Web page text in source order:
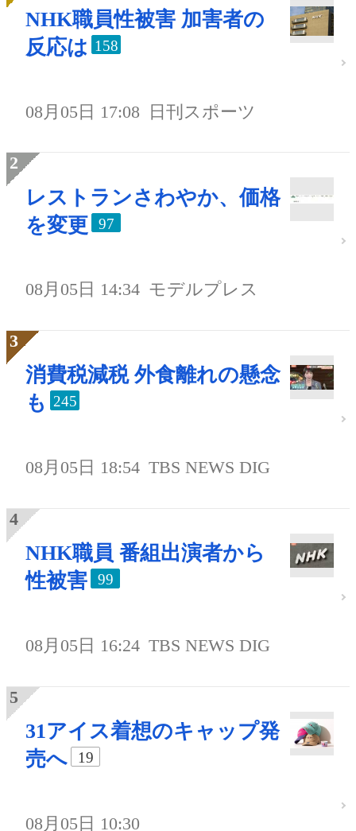
NHK職員性被害 加害者の
反応は 158
08月05日 17:08 日刊スポーツ
レストランさわやか、価格
を変更
97
08月05日 14:34 モデルプレス
消費税減税 外食離れの懸念
も 245
08月05日 18:54 TBS NEWS DIG
NHK職員 番組出演者から
性被害
99
08月05日 16:24 TBS NEWS DIG
31アイス着想のキャップ発
売へ
19
08月05日 10:30